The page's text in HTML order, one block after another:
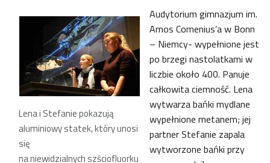
Lena i Stefanie pokazują
aluminiowy statek, który unosi
się
na niewidzialnych szściofluorku
Audytorium gimnazjum im.
Amos Comenius’a w Bonn
– Niemcy- wypełnione jest
po brzegi nastolatkami w
liczbie około 400. Panuje
całkowita ciemność. Lena
wytwarza bańki mydlane
wypełnione metanem; jej
partner Stefanie zapala
wytworzone bańki przy